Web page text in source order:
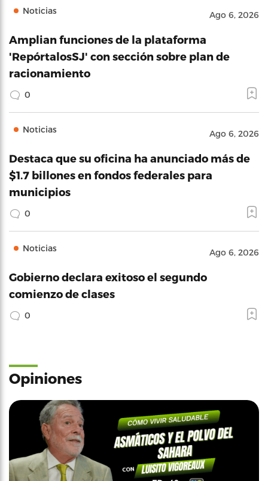
Noticias Ago 6, 2026
Amplian funciones de la plataforma
'RepórtalosSJ' con sección sobre plan de
racionamiento
0
Noticias Ago 6, 2026
Destaca que su oficina ha anunciado más de
$1.7 billones en fondos federales para
municipios
0
Noticias Ago 6, 2026
Gobierno declara exitoso el segundo
comienzo de clases
0
Opiniones